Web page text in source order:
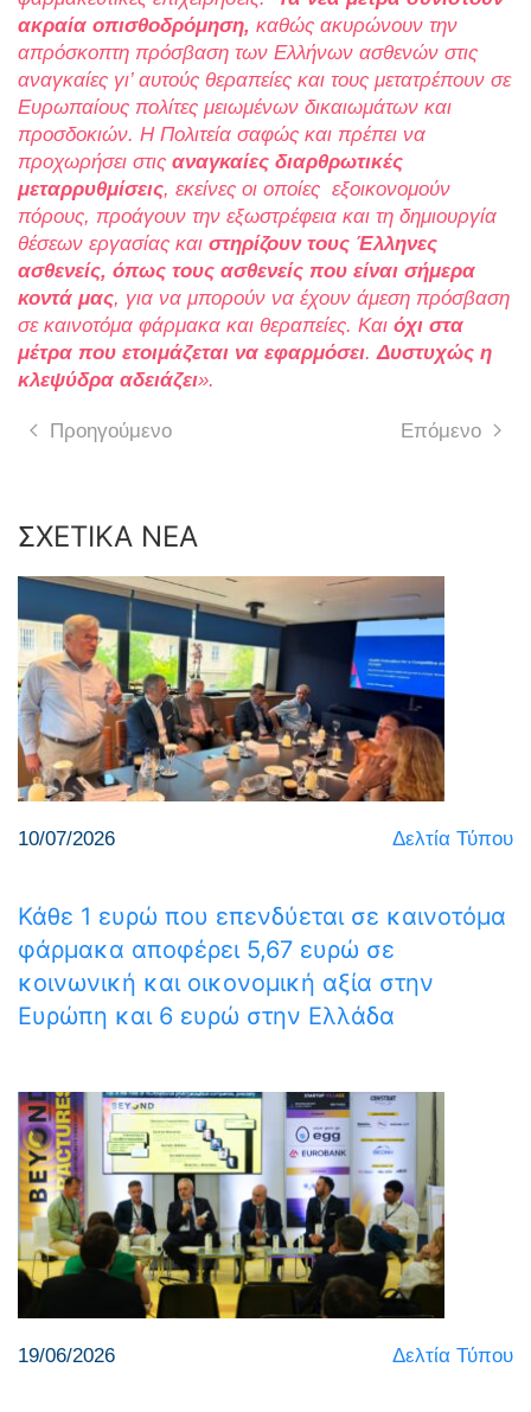
ακραία οπισθοδρόμηση, καθώς ακυρώνουν την
απρόσκοπτη πρόσβαση των Ελλήνων ασθενών στις
αναγκαίες γι’ αυτούς θεραπείες και τους μετατρέπουν σε
Ευρωπαίους πολίτες μειωμένων δικαιωμάτων και
προσδοκιών. Η Πολιτεία σαφώς και πρέπει να
προχωρήσει στις αναγκαίες διαρθρωτικές
μεταρρυθμίσεις, εκείνες οι οποίες εξοικονομούν
πόρους, προάγουν την εξωστρέφεια και τη δημιουργία
θέσεων εργασίας και στηρίζουν τους Έλληνες
ασθενείς, όπως τους ασθενείς που είναι σήμερα
κοντά μας, για να μπορούν να έχουν άμεση πρόσβαση
σε καινοτόμα φάρμακα και θεραπείες. Και όχι στα
μέτρα που ετοιμάζεται να εφαρμόσει.Δυστυχώς η
κλεψύδρα αδειάζει».
Προηγούμενο Επόμενο
ΣΧΕΤΙΚΑ ΝΕΑ
10/07/2026 Δελτία Τύπου
Κάθε 1 ευρώ που επενδύεται σε καινοτόμα
φάρμακα αποφέρει 5,67 ευρώ σε
κοινωνική και οικονομική αξία στην
Ευρώπη και 6 ευρώ στην Ελλάδα
19/06/2026 Δελτία Τύπου